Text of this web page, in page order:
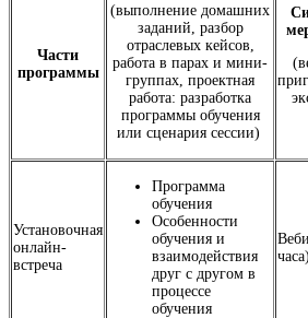
Части
программы
(выполнение домашних
заданий, разбор
отраслевых кейсов,
работа в парах и мини-
группах, проектная
работа: разработка
программы обучения
или сценария сессии)
Установочная
онлайн-
встреча
Программа
обучения
Особенности
обучения и
взаимодействия
друг с другом в
процессе
обучения
часа)